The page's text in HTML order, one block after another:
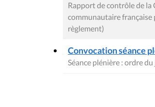
Rapport de contrôle de la
communautaire
règlement)
Convocation séance
Séance plénière : ordre